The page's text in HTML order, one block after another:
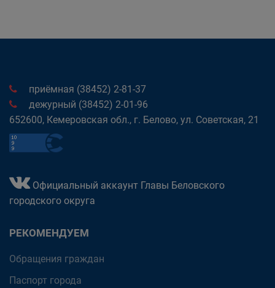
приёмная (38452) 2-81-37
дежурный (38452) 2-01-96
652600, Кемеровская обл., г. Белово, ул. Советская, 21
Официальный аккаунт Главы Беловского
городского округа
РЕКОМЕНДУЕМ
Обращения граждан
Паспорт города